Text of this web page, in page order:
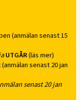
(anmälan senast 15
UTGÅR(läs mer)
senast 20 jan
senast 20 jan